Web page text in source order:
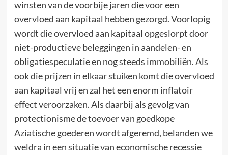
winsten van de voorbije jaren die voor een
overvloed aan kapitaal hebben gezorgd. Voorlopig
wordt die overvloed aan kapitaal opgeslorpt door
niet-productieve beleggingen in aandelen- en
obligatiespeculatie en nog steeds immobiliën. Als
ook die prijzen in elkaar stuiken komt die overvloed
aan kapitaal vrij en zal het een enorm inflatoir
effect veroorzaken. Als daarbij als gevolg van
protectionisme de toevoer van goedkope
Aziatische goederen wordt afgeremd, belanden we
weldra in een situatie van economische recessie